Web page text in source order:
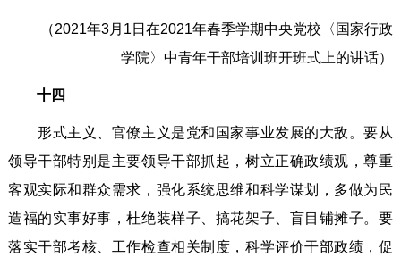
（2021年3月1日在2021年春季学期中央党校〈国家行政
学院〉中青年干部培训班开班式上的讲话）
十四
形式主义、官僚主义是党和国家事业发展的大敌。要从
领导干部特别是主要领导干部抓起，树立正确政绩观，尊重
客观实际和群众需求，强化系统思维和科学谋划，多做为民
造福的实事好事，杜绝装样子、搞花架子、盲目铺摊子。要
落实干部考核、工作检查相关制度，科学评价干部政绩，促